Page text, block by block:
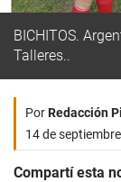
BICHITOS.
Talleres..
PorRedacción
14 de
Compartí esta